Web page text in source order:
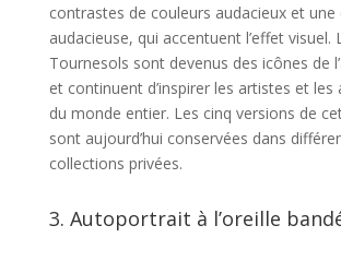
contrastes de couleurs audacieux et
audacieuse, qui accentuent l’effet visuel.
Tournesols sont devenus des icônes de
et continuent d’inspirer les artistes et les
du monde entier. Les cinq versions de
sont aujourd’hui conservées dans
collections privées.
3. Autoportrait à l’oreille